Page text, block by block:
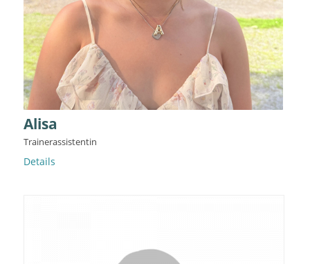
Alisa
Trainerassistentin
Details